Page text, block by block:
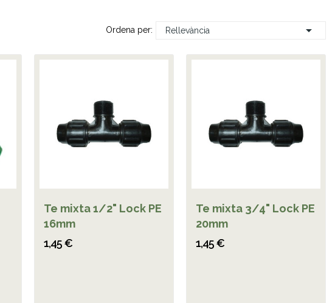
Ordena per: Rellevància 
Te mixta 1/2" Lock PE
16mm
1,45 €
Te mixta 3/4" Lock PE
20mm
1,45 €